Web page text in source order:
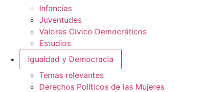
Infancias
Juventudes
Valores Civico Democráticos
Estudios
Igualdad y Democracia
Temas relevantes
Derechos Políticos de las Mujeres